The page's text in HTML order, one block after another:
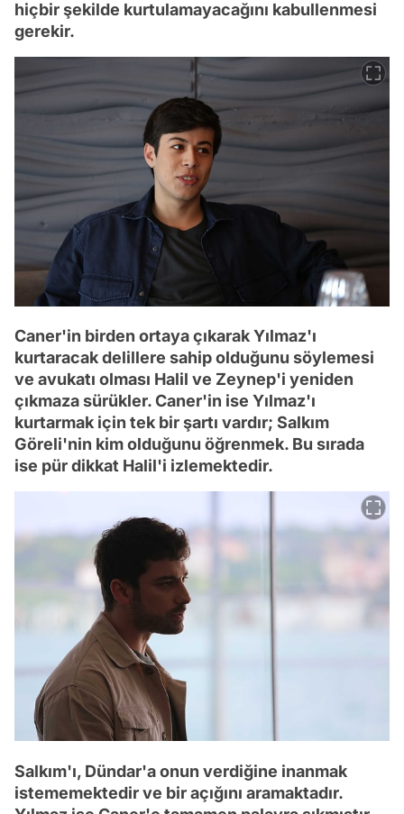
hiçbir şekilde kurtulamayacağını kabullenmesi
gerekir.
Caner'in birden ortaya çıkarak Yılmaz'ı
kurtaracak delillere sahip olduğunu söylemesi
ve avukatı olması Halil ve Zeynep'i yeniden
çıkmaza sürükler. Caner'in ise Yılmaz'ı
kurtarmak için tek bir şartı vardır; Salkım
Göreli'nin kim olduğunu öğrenmek. Bu sırada
ise pür dikkat Halil'i izlemektedir.
Salkım'ı, Dündar'a onun verdiğine inanmak
istememektedir ve bir açığını aramaktadır.